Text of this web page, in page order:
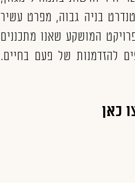
בניה גבוה, מפרט עשיר
המושקע שאנו מתכננים
להזדמנות של פעם בחיים.
כאן